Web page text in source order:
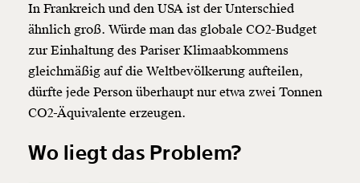
In Frankreich und den USA ist der Unterschied
ähnlich groß. Würde man das globale CO2-Budget
zur Einhaltung des Pariser Klimaabkommens
gleichmäßig auf die Weltbevölkerung aufteilen,
dürfte jede Person überhaupt nur etwa zwei Tonnen
CO2-Äquivalente erzeugen.
Wo liegt das Problem?